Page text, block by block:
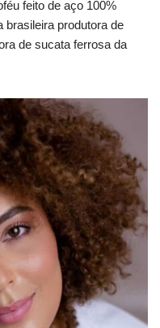
feito de aço 100%
brasileira produtora de
de sucata ferrosa da